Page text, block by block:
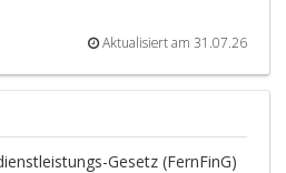
Aktualisiert am 31.07.26
Gesetz (FernFinG)